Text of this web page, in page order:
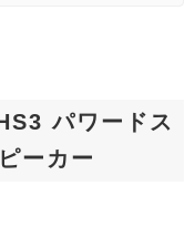
パワードス
ーカー